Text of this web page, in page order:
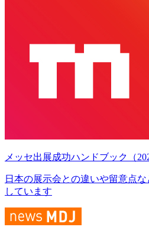
メッセ出展成功ハンドブック（
日本の展示会との違いや留意点
しています